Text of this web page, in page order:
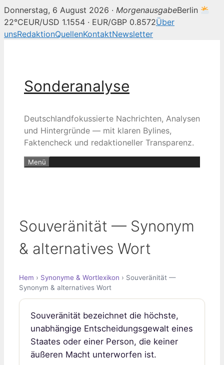
Donnerstag, 6 August 2026 · MorgenausgabeBerlin
22°CEUR/USD 1.1554 · EUR/GBP 0.8572Über
unsRedaktionQuellenKontaktNewsletter
Sonderanalyse
Deutschlandfokussierte Nachrichten, Analysen
und Hintergründe — mit klaren Bylines,
Faktencheck und redaktioneller Transparenz.
Menü
Souveränität — Synonym
& alternatives Wort
Hem › Synonyme & Wortlexikon › Souveränität —
Synonym & alternatives Wort
Souveränität bezeichnet die höchste,
unabhängige Entscheidungsgewalt eines
Staates oder einer Person, die keiner
äußeren Macht unterworfen ist.